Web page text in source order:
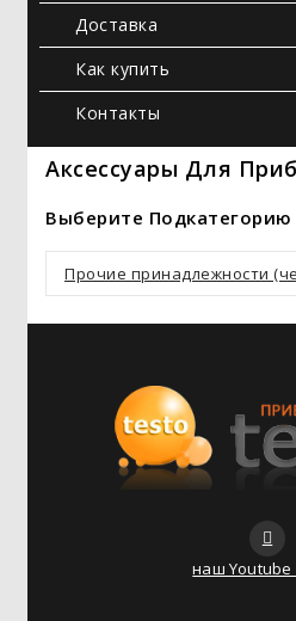
Доставка
Как купить
Контакты
Аксесcуары Для
Выберите Подкатегорию
Прочие принадлежности
наш Youtube